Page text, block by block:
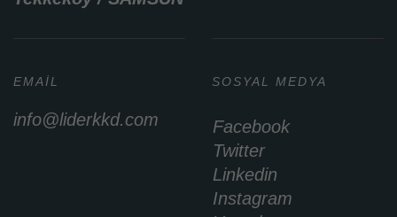
EMAIL
info@liderkkd.com
SOSYAL MEDYA
Facebook
Twitter
Linkedin
Instagram